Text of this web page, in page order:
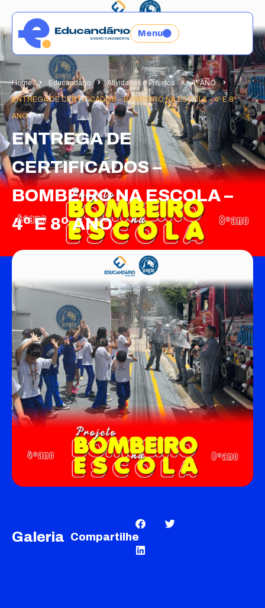
Menu
Home Educandário Atividades e Projetos
4° ANO
ENTREGA DE CERTIFICADOS – BOMBEIRO NA ESCOLA – 4º E 8º
ANO
ENTREGA DE
CERTIFICADOS –
BOMBEIRO NA ESCOLA –
4º E 8º ANO
Galeria Compartilhe